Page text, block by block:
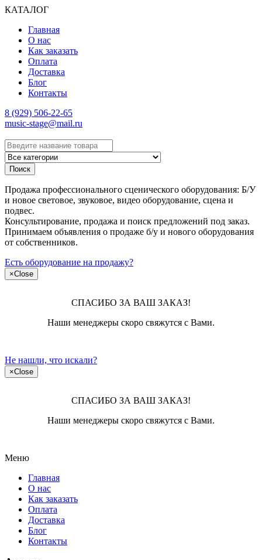
КАТАЛОГ
Главная
О нас
Как заказать
Оплата
Доставка
Блог
Контакты
8 (929) 506-22-65
music-stage@mail.ru
Поиск
Продажа профессионального сценического оборудования: Б/У
и новое световое, звуковое, видео оборудование, сцена и
подвес.
Консультирование, продажа и поиск предложений под заказ.
Принимаем объявления о продаже б/у и нового оборудования
от собственников.
Есть оборудование на продажу?
×Close
СПАСИБО ЗА ВАШ ЗАКАЗ!
Наши менеджеры скоро свяжутся с Вами.
Не нашли, что искали?
×Close
СПАСИБО ЗА ВАШ ЗАКАЗ!
Наши менеджеры скоро свяжутся с Вами.
Меню
Главная
О нас
Как заказать
Оплата
Доставка
Блог
Контакты